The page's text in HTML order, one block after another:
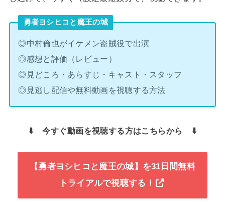
勇者ヨシヒコと魔王の城
◎中村倫也がイケメン盗賊役で出演
◎感想と評価（レビュー）
◎見どころ・あらすじ・キャスト・スタッフ
◎見逃し配信や無料動画を視聴する方法
⬇︎ 今すぐ動画を視聴する方はこちらから ⬇︎
【勇者ヨシヒコと魔王の城】を31日間無料
トライアルで視聴する！